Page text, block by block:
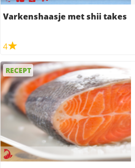
Varkenshaasje met shii takes
4
RECEPT